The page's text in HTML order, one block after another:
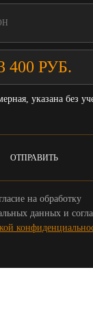
указана без
ОТПРАВИТЬ
на обработку
данных и